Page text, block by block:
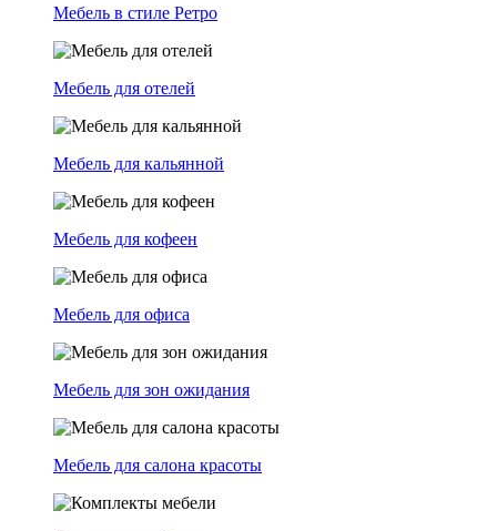
Мебель в стиле Ретро
Мебель для отелей
Мебель для кальянной
Мебель для кофеен
Мебель для офиса
Мебель для зон ожидания
Мебель для салона красоты